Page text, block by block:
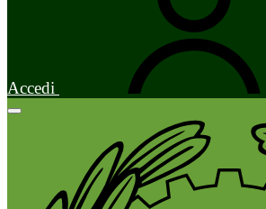
Accedi